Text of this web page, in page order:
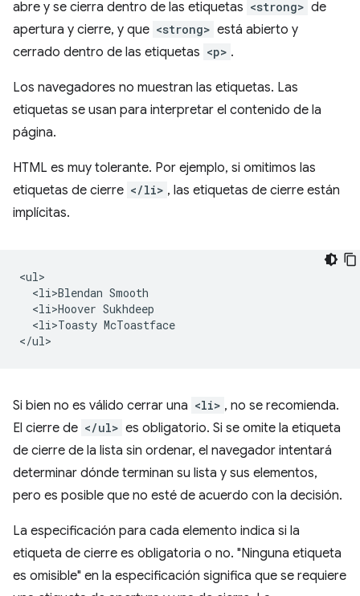
abre y se cierra dentro de las etiquetas <strong> de
apertura y cierre, y que <strong> está abierto y
cerrado dentro de las etiquetas <p> .
Los navegadores no muestran las etiquetas. Las
etiquetas se usan para interpretar el contenido de la
página.
HTML es muy tolerante. Por ejemplo, si omitimos las
etiquetas de cierre </li> , las etiquetas de cierre están
implícitas.
<ul>
  <li>Blendan Smooth
  <li>Hoover Sukhdeep
  <li>Toasty McToastface
Si bien no es válido cerrar una <li> , no se recomienda.
El cierre de </ul> es obligatorio. Si se omite la etiqueta
de cierre de la lista sin ordenar, el navegador intentará
determinar dónde terminan su lista y sus elementos,
pero es posible que no esté de acuerdo con la decisión.
La especificación para cada elemento indica si la
etiqueta de cierre es obligatoria o no. "Ninguna etiqueta
es omisible" en la especificación significa que se requiere